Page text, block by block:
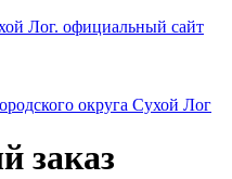
Лог. официальный сайт
округа Сухой Лог
заказ